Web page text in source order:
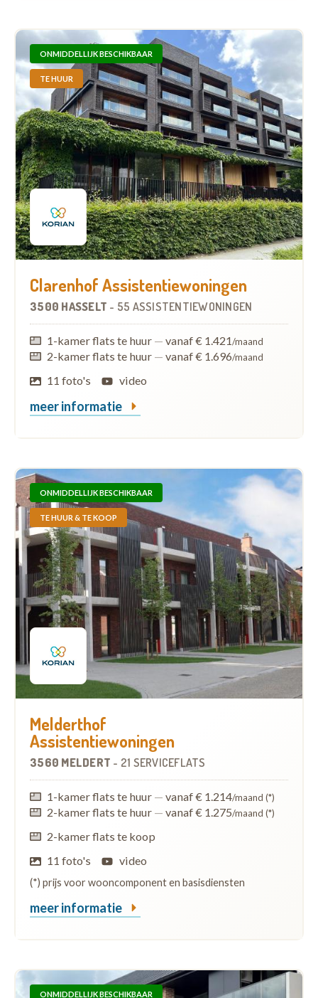
ONMIDDELLIJK BESCHIKBAAR
TE HUUR
Clarenhof Assistentiewoningen
3500 HASSELT - 55 ASSISTENTIEWONINGEN
1-kamer flats te huur — vanaf € 1.421/maand
2-kamer flats te huur — vanaf € 1.696/maand
11 foto's video
meer informatie
ONMIDDELLIJK BESCHIKBAAR
TE HUUR & TE KOOP
Melderthof
Assistentiewoningen
3560 MELDERT - 21 SERVICEFLATS
1-kamer flats te huur — vanaf € 1.214/maand (*)
2-kamer flats te huur — vanaf € 1.275/maand (*)
2-kamer flats te koop
11 foto's
video
(*) prijs voor wooncomponent en basisdiensten
meer informatie
ONMIDDELLIJK BESCHIKBAAR